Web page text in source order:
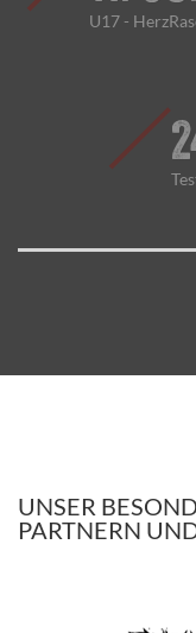
U17 -
UNSER
PARTNERN